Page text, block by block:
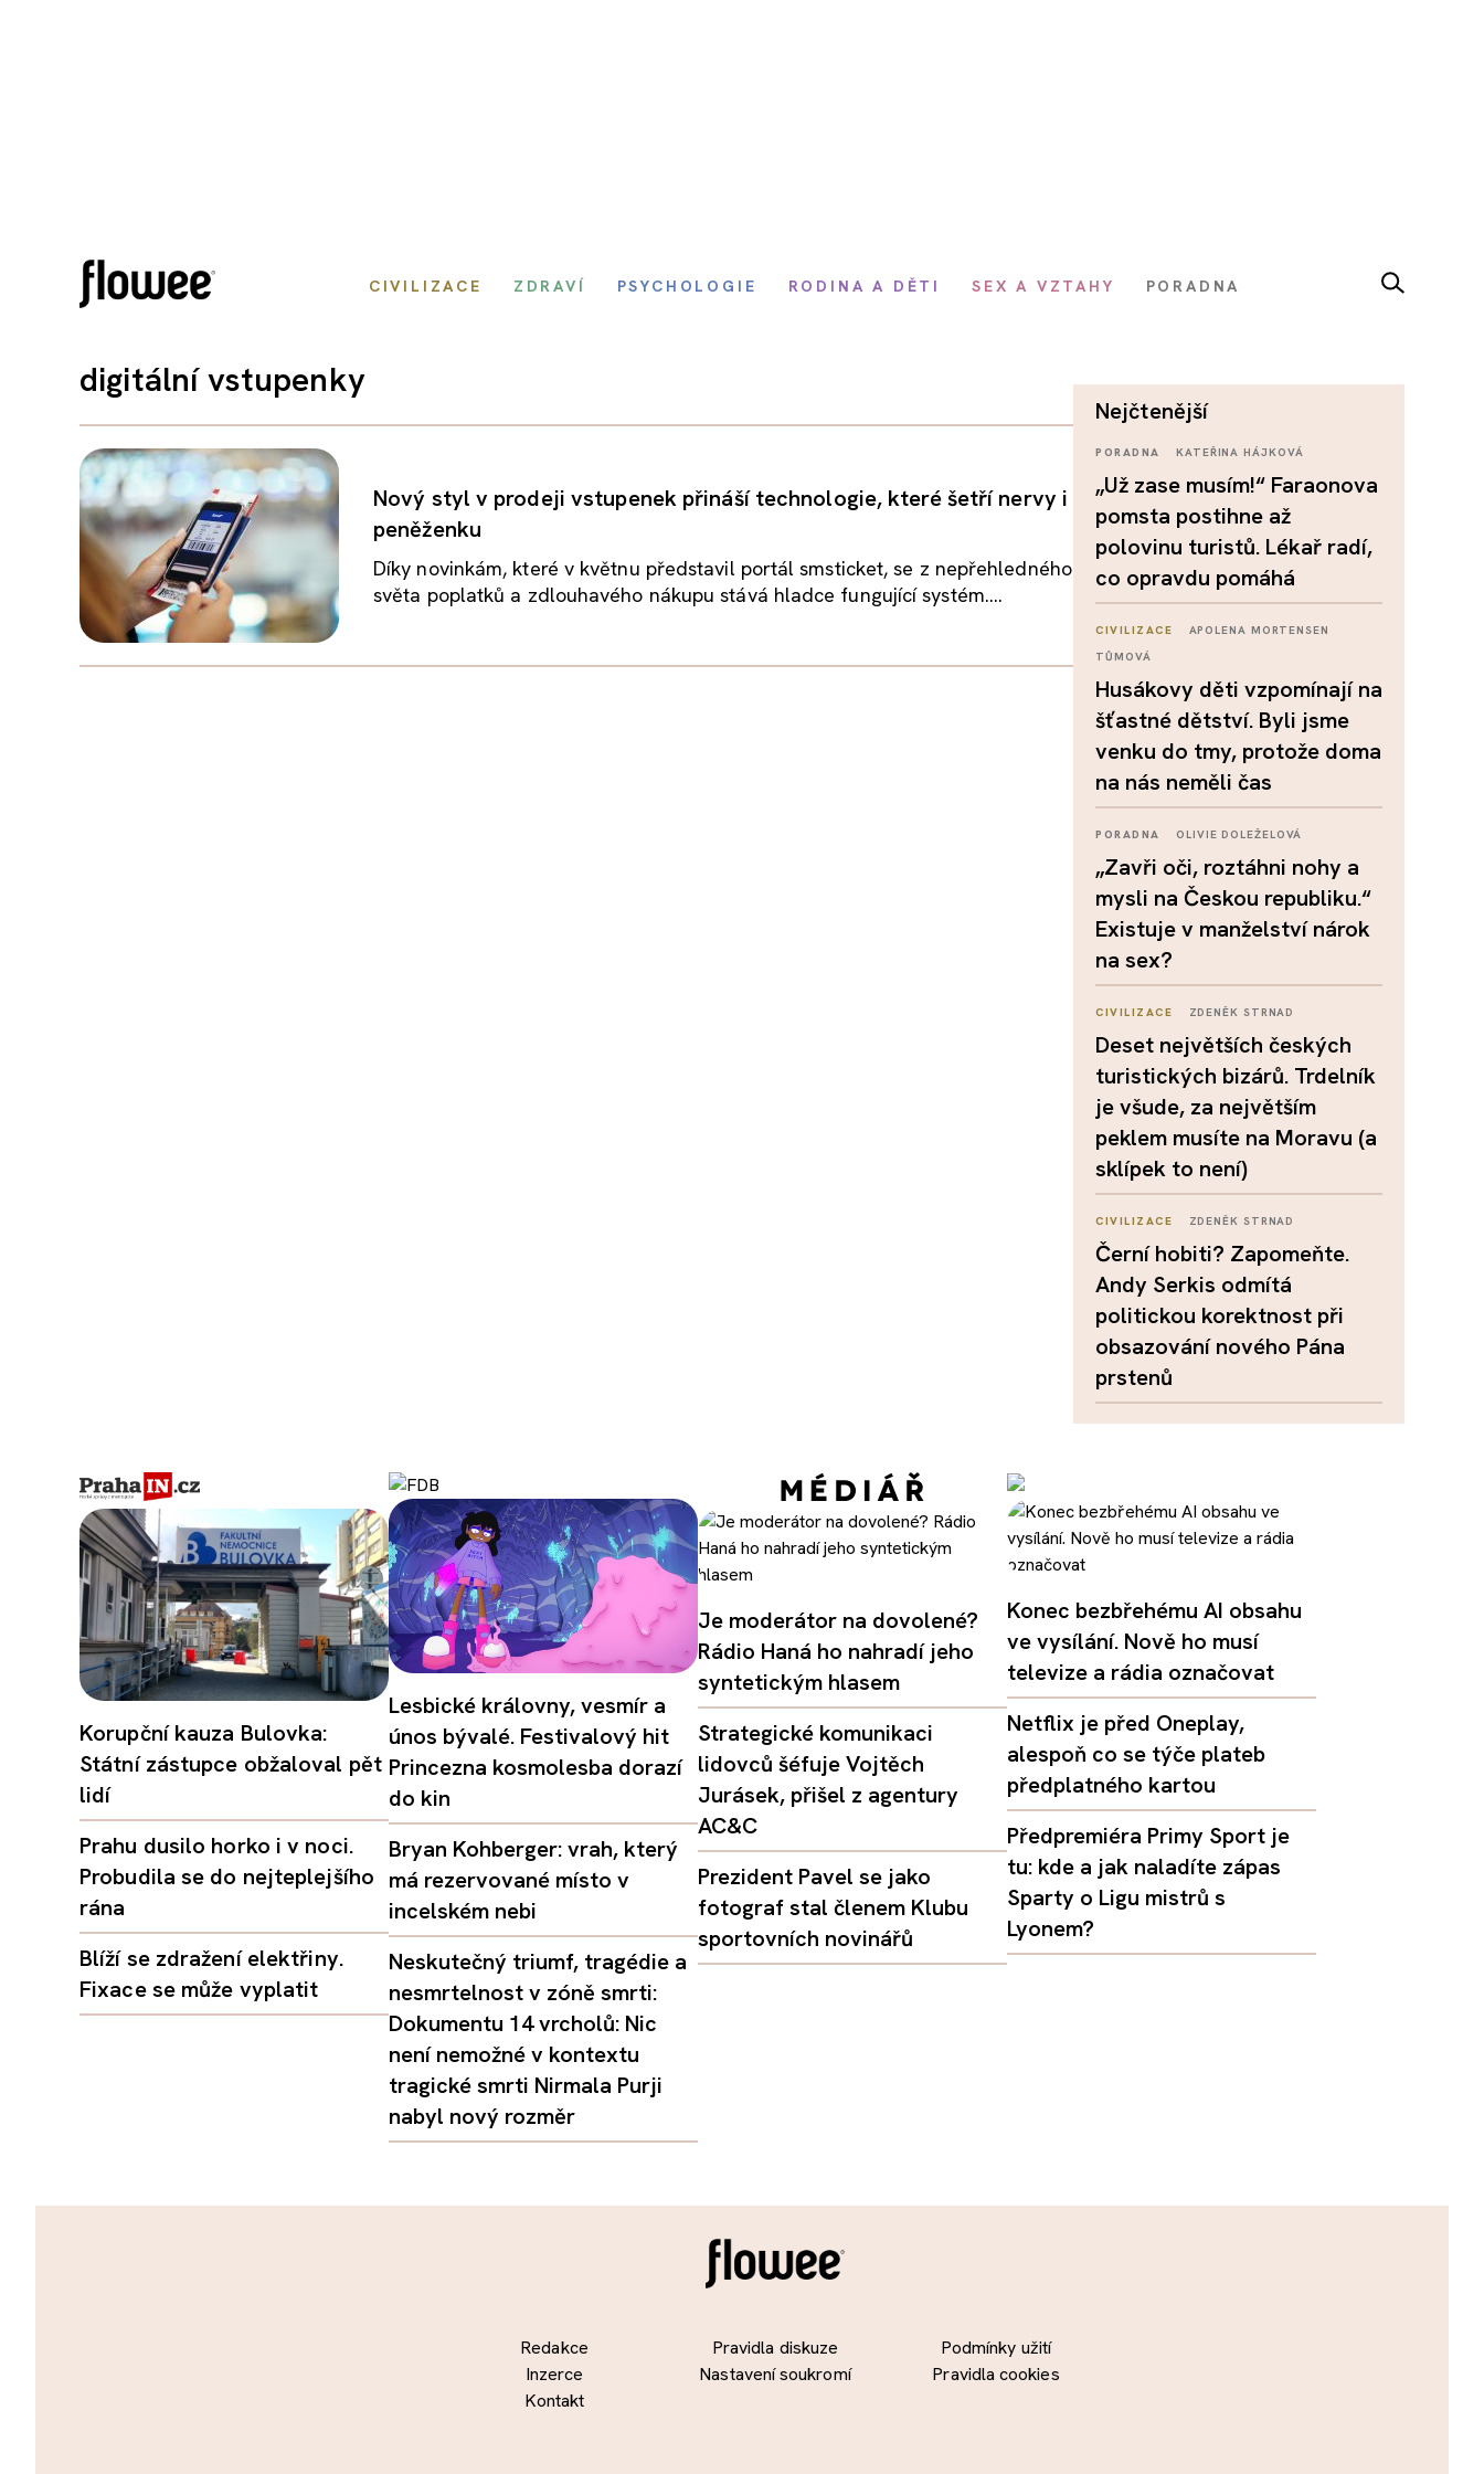
CIVILIZACE ZDRAVÍ PSYCHOLOGIE RODINA A DĚTI SEX A VZTAHY PORADNA
digitální vstupenky
Nový styl v prodeji vstupenek přináší technologie, které šetří nervy i
peněženku
Díky novinkám, které v květnu představil portál smsticket, se z nepřehledného
světa poplatků a zdlouhavého nákupu stává hladce fungující systém....
nejčtenější
PORADNA KATEŘINA HÁJKOVÁ
„Už zase musím!“ Faraonova
pomsta postihne až
polovinu turistů. Lékař radí,
co opravdu pomáhá
CIVILIZACE
APOLENA MORTENSEN
TŮMOVÁ
Husákovy děti vzpomínají na
šťastné dětství. Byli jsme
venku do tmy, protože doma
na nás neměli čas
PORADNA OLIVIE DOLEŽELOVÁ
„Zavři oči, roztáhni nohy a
mysli na Českou republiku.“
Existuje v manželství nárok
na sex?
CIVILIZACE ZDENĚK STRNAD
Deset největších českých
turistických bizárů. Trdelník
je všude, za největším
peklem musíte na Moravu (a
sklípek to není)
CIVILIZACE ZDENĚK STRNAD
Černí hobiti? Zapomeňte.
Andy Serkis odmítá
politickou korektnost při
obsazování nového Pána
prstenů
Korupční kauza Bulovka:
Státní zástupce obžaloval pět
lidí
Prahu dusilo horko i v noci.
Probudila se do nejteplejšího
rána
Blíží se zdražení elektřiny.
Fixace se může vyplatit
Lesbické královny, vesmír a
únos bývalé. Festivalový hit
Princezna kosmolesba dorazí
do kin
Bryan Kohberger: vrah, který
má rezervované místo v
incelském nebi
Neskutečný triumf, tragédie a
nesmrtelnost v zóně smrti:
Dokumentu 14 vrcholů: Nic
není nemožné v kontextu
tragické smrti Nirmala Purji
nabyl nový rozměr
Je moderátor na dovolené?
Rádio Haná ho nahradí jeho
syntetickým hlasem
Strategické komunikaci
lidovců šéfuje Vojtěch
Jurásek, přišel z agentury
AC&C
Prezident Pavel se jako
fotograf stal členem Klubu
sportovních novinářů
Konec bezbřehému AI obsahu
ve vysílání. Nově ho musí
televize a rádia označovat
Netflix je před Oneplay,
alespoň co se týče plateb
předplatného kartou
Předpremiéra Primy Sport je
tu: kde a jak naladíte zápas
Sparty o Ligu mistrů s
Lyonem?
Redakce
Inzerce
Kontakt
Pravidla diskuze
Nastavení soukromí
Podmínky užití
Pravidla cookies